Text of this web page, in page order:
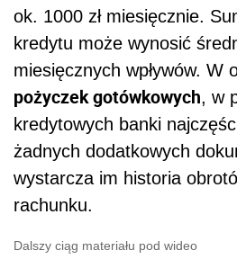
ok. 1000 zł miesięcznie.
kredytu może wynosić
miesięcznych wpływów. W
pożyczek gotówkowych, w
kredytowych banki
żadnych dodatkowych
wystarcza im historia
rachunku.
Dalszy ciąg materiału pod wideo